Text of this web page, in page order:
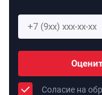
Соласие на